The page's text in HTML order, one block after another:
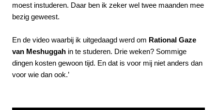
moest instuderen. Daar ben ik zeker wel twee maanden mee
bezig geweest.
En de video waarbij ik uitgedaagd werd om Rational Gaze
van Meshuggah in te studeren. Drie weken? Sommige
dingen kosten gewoon tijd. En dat is voor mij niet anders dan
voor wie dan ook.’